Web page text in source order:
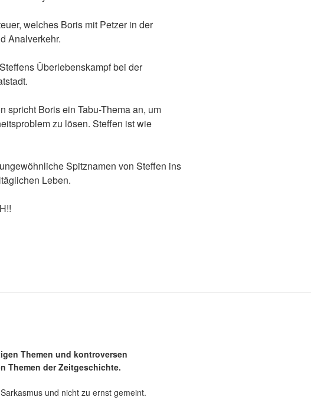
welches Boris mit Petzer in der
Analverkehr.
Überlebenskampf bei der
spricht Boris ein Tabu-Thema an, um
zu lösen. Steffen ist wie
Spitznamen von Steffen ins
Leben.
Themen und kontroversen
Themen der Zeitgeschichte.
und nicht zu ernst gemeint.